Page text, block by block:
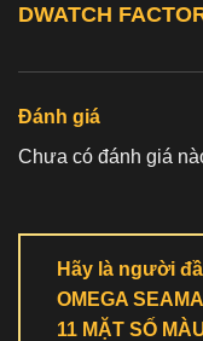
DWATCH
Đánh giá
Chưa có đánh giá
Hãy là người
OMEGA
11 MẶT SỐ